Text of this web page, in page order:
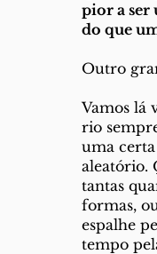
pior a ser
do que
Outro
Vamos lá
rio
uma
aleatório.
tantas
formas,
espalhe
tempo